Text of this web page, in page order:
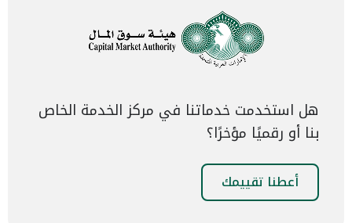
هل استخدمت خدماتنا في مركز الخدمة الخاص
بنا أو رقميًا مؤخرًا؟
أعطنا تقييمك